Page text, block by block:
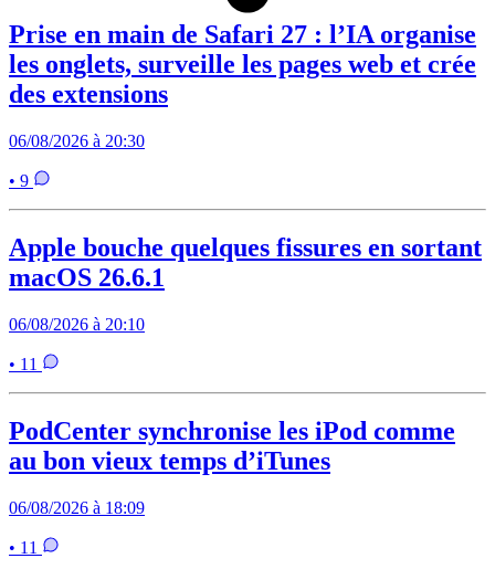
Prise en main de Safari 27 : l’IA organise
les onglets, surveille les pages web et crée
des extensions
06/08/2026 à 20:30
• 9
Apple bouche quelques fissures en sortant
macOS 26.6.1
06/08/2026 à 20:10
• 11
PodCenter synchronise les iPod comme
au bon vieux temps d’iTunes
06/08/2026 à 18:09
• 11